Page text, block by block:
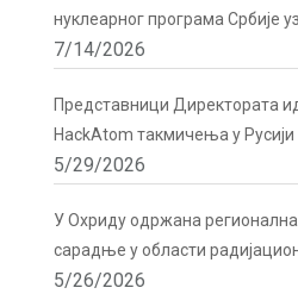
нуклеарног програма Србије
Директората
7/14/2026
Представници Директората
HackAtom такмичења у Русији
5/29/2026
У Охриду одржана
сарадње у области
сигурности
5/26/2026